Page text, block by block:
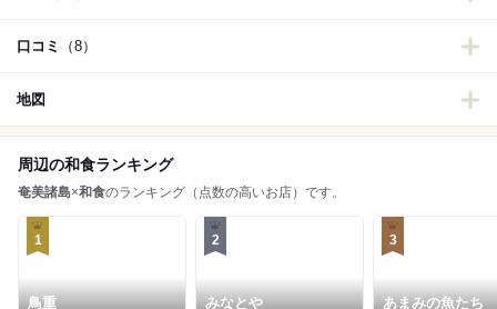
口コミ （8）
地図
周辺の和食ランキング
奄美諸島×和食のランキング（点数の高いお店）です。
1
鳥重
2
みなとや
3
あまみの魚たち